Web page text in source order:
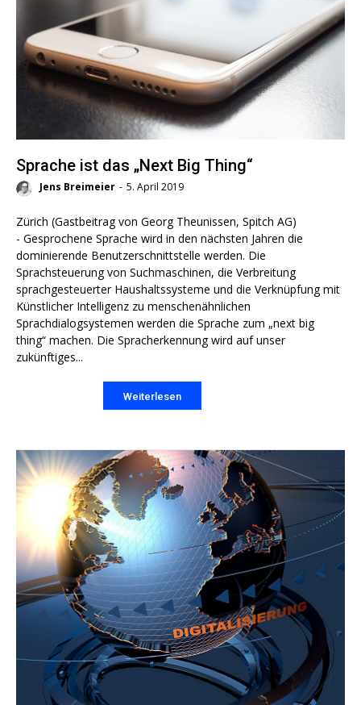
Sprache ist das „Next Big Thing“
Jens Breimeier - 5. April 2019
Zürich (Gastbeitrag von Georg Theunissen, Spitch AG)
- Gesprochene Sprache wird in den nächsten Jahren die
dominierende Benutzerschnittstelle werden. Die
Sprachsteuerung von Suchmaschinen, die Verbreitung
sprachgesteuerter Haushaltssysteme und die Verknüpfung mit
Künstlicher Intelligenz zu menschenähnlichen
Sprachdialogsystemen werden die Sprache zum „next big
thing“ machen. Die Spracherkennung wird auf unser
zukünftiges...
Weiterlesen